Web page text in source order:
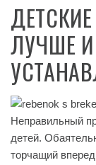
ЛУЧШЕ
Неправильный
детей.
торчащий